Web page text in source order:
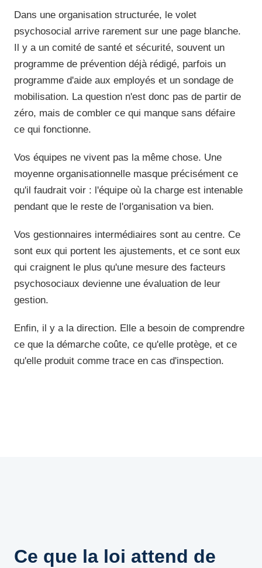
Dans une organisation structurée, le volet
psychosocial arrive rarement sur une page blanche.
Il y a un comité de santé et sécurité, souvent un
programme de prévention déjà rédigé, parfois un
programme d'aide aux employés et un sondage de
mobilisation. La question n'est donc pas de partir de
zéro, mais de combler ce qui manque sans défaire
ce qui fonctionne.
Vos équipes ne vivent pas la même chose. Une
moyenne organisationnelle masque précisément ce
qu'il faudrait voir : l'équipe où la charge est intenable
pendant que le reste de l'organisation va bien.
Vos gestionnaires intermédiaires sont au centre. Ce
sont eux qui portent les ajustements, et ce sont eux
qui craignent le plus qu'une mesure des facteurs
psychosociaux devienne une évaluation de leur
gestion.
Enfin, il y a la direction. Elle a besoin de comprendre
ce que la démarche coûte, ce qu'elle protège, et ce
qu'elle produit comme trace en cas d'inspection.
Ce que la loi attend de